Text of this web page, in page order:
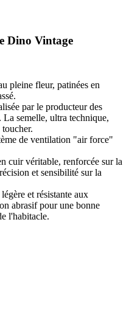
Dino Vintage
pleine fleur, patinées en
par le producteur des
La semelle, ultra technique,
de ventilation "air force"
cuir véritable, renforcée sur la
et sensibilité sur la
et résistante aux
abrasif pour une bonne
l'habitacle.